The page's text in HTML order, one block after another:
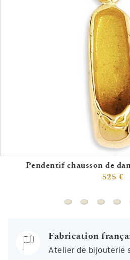
Pendentif chausson de
525 €
PendentifPendentif
Fabrication
Atelier de bijouterie